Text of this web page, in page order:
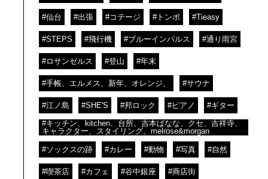
#仙台 #出張 #コテージ #トンボ #Tieasy
#STEPS #飛行機 #ブルーインパルス #通り雨宮
#ロサンゼルス #登山 #年末
#手帳、エルメス、新年、オレンジ、 #サウナ
#江ノ島 #SHE'S #邦ロック #ピアノ #ギター
#キッチン、kitchen、台所、吉本ばなな、クセ、吉祥寺、
キャラクター、スタイリング、melrose&morgan
#ソックスの跡 #カレー #動物 #写真 #自然
#喫茶店 #カフェ #谷中銀座 #商店街